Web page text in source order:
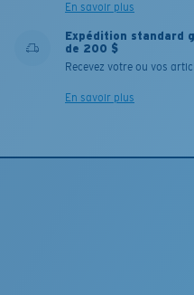
En savoir plus
Expédition standard
de 200 $
Recevez votre ou vos
En savoir plus